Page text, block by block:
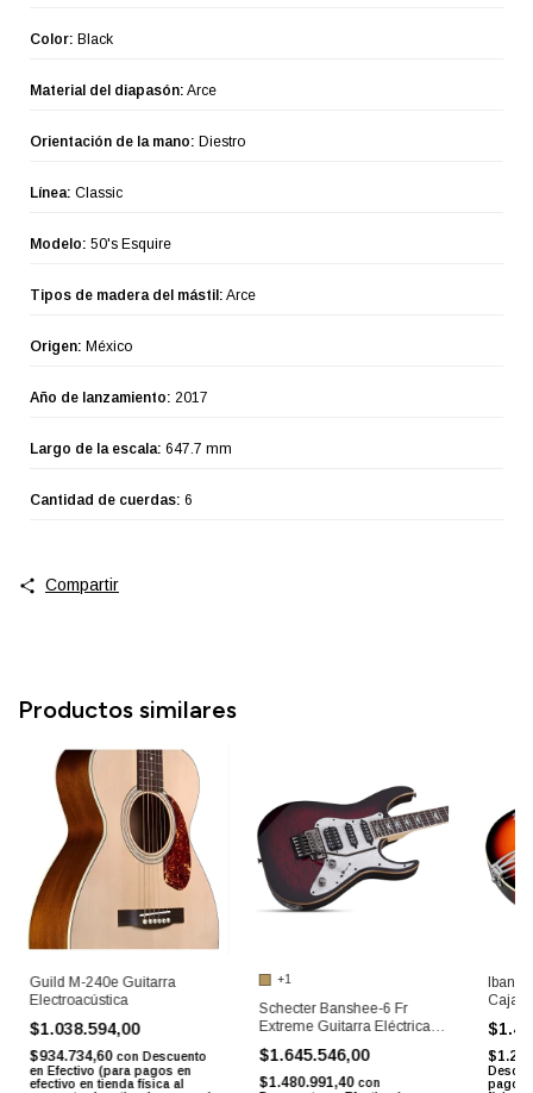
Color: Black
Material del diapasón: Arce
Orientación de la mano: Diestro
Línea: Classic
Modelo: 50's Esquire
Tipos de madera del mástil: Arce
Origen: México
Año de lanzamiento: 2017
Largo de la escala: 647.7 mm
Cantidad de cuerdas: 6
Compartir
Productos similares
Guild M-240e Guitarra
Electroacústica
$1.038.594,00
$934.734,60 con Descuento
en Efectivo (para pagos en
efectivo en tienda física al
+1
Schecter Banshee-6 Fr
Extreme Guitarra Eléctrica
Con Floyd
$1.645.546,00
$1.480.991,40 con
Caja
pagos